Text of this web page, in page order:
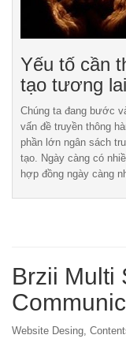
Yếu tố cần
tạo tương lai
Chúng ta đang bước
vấn đề truyền thông
phần lớn ngân sách
tạo. Ngày càng có
hợp đồng ngày càng
Brzii Multi
Website Desing,